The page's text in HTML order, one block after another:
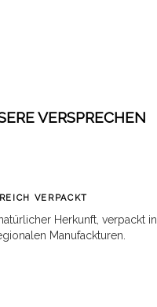
VERSPRECHEN
VERPACKT
Herkunft, verpackt in
Manufackturen.